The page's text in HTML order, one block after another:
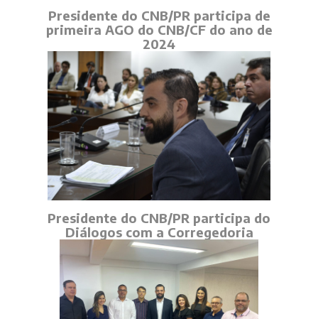
Presidente do CNB/PR participa de
primeira AGO do CNB/CF do ano de
2024
Presidente do CNB/PR participa do
Diálogos com a Corregedoria